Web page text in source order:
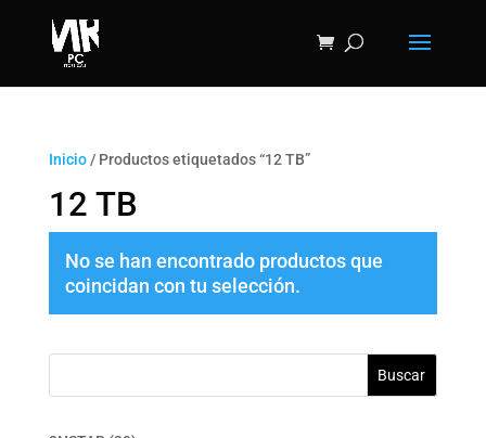
Inicio/ Productos etiquetados “12 TB”
12 TB
No se han encontrado productos que
coincidan con tu selección.
Buscar